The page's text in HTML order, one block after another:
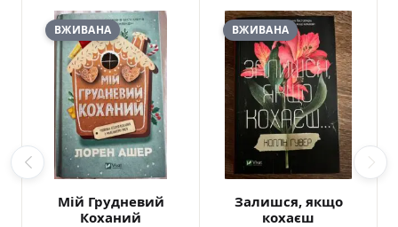
ВЖИВАНА
Мій Грудневий
Коханий
ВЖИВАНА
Залишся, якщо
кохаєш